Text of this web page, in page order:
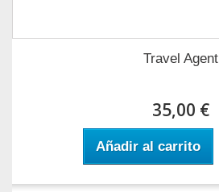
Travel Agent
35,00 €
Añadir al carrito